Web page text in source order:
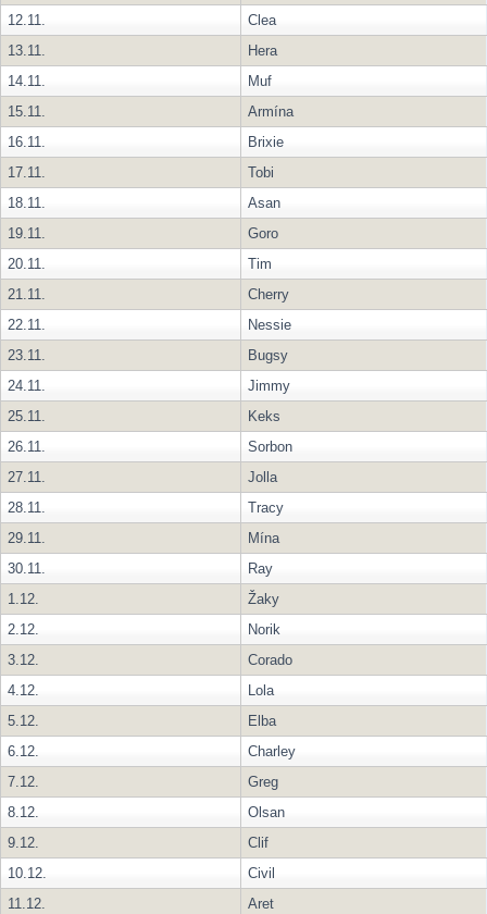
12.11.
Clea
13.11.
Hera
14.11.
Muf
15.11.
Armína
16.11.
Brixie
17.11.
Tobi
18.11.
Asan
19.11.
Goro
20.11.
Tim
21.11.
Cherry
22.11.
Nessie
23.11.
Bugsy
24.11.
Jimmy
25.11.
Keks
26.11.
Sorbon
27.11.
Jolla
28.11.
Tracy
29.11.
Mína
30.11.
Ray
1.12.
Žaky
2.12.
Norik
3.12.
Corado
4.12.
Lola
5.12.
Elba
6.12.
Charley
7.12.
Greg
8.12.
Olsan
9.12.
Clif
10.12.
Civil
11.12.
Aret